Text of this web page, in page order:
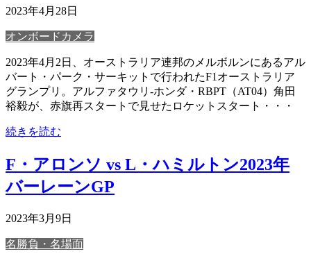
2023年4月28日
オンボードカメラ
2023年4月2日、オーストラリア連邦のメルボルンにあるアル
バート・パーク・サーキットで行われたF1オーストラリア
グランプリ。アルファタウリ-ホンダ・RBPT（AT04）角田
裕毅が、赤旗再スタートで見せたロケットスタート・・・
続きを読む
F・アロンソ vs L・ハミルトン2023年
バーレーンGP
2023年3月9日
名勝負・名場面